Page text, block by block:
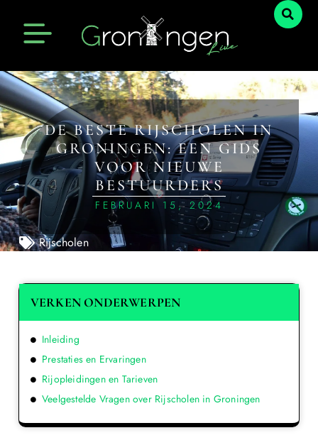
DE BESTE RIJSCHOLEN IN
GRONINGEN: EEN GIDS
VOOR NIEUWE
BESTUURDERS
FEBRUARI 15, 2024
Rijscholen
VERKEN ONDERWERPEN
Inleiding
Prestaties en Ervaringen
Rijopleidingen en Tarieven
Veelgestelde Vragen over Rijscholen in Groningen